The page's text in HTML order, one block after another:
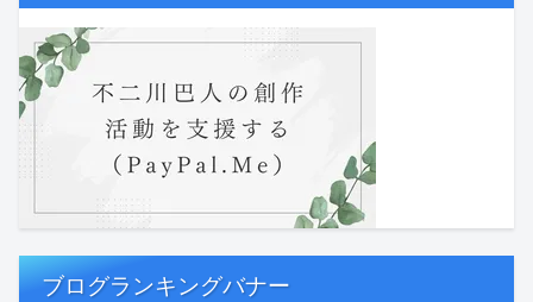
ブログランキングバナー